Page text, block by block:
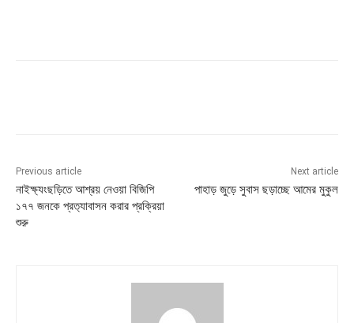
Previous article
নাইক্ষ‍্যংছড়িতে আশ্রয় নেওয়া বিজিপি
১৭৭ জনকে প্রত‍্যাবাসন করার প্রক্রিয়া
শুরু
Next article
পাহাড় জুড়ে সুবাস ছড়াচ্ছে আমের মুকুল